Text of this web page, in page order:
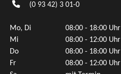
(0 93 42) 3 01-0
Mo, Di
08:00 - 18:00 Uhr
Mi
08:00 - 12:00 Uhr
Do
08:00 - 18:00 Uhr
Fr
08:00 - 12:00 Uhr